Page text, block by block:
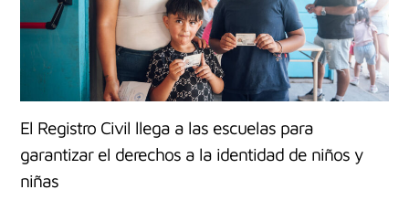
El Registro Civil llega a las escuelas para
garantizar el derechos a la identidad de niños y
niñas